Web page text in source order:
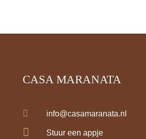
CASA MARANATA
 info@casamaranata.nl
 Stuur een appje